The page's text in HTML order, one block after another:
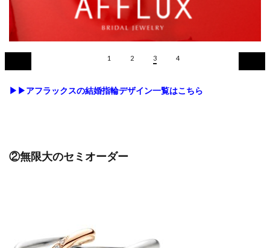
1 2 3 4
▶▶アフラックスの結婚指輪デザイン一覧はこちら
②無限大のセミオーダー